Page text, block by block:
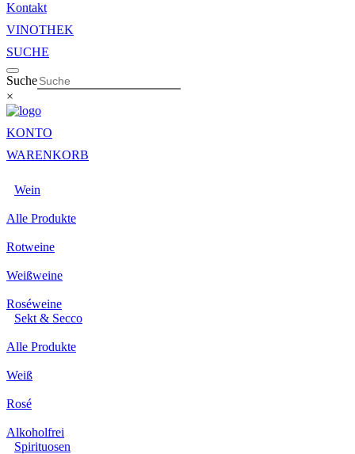
Kontakt
VINOTHEK
SUCHE
Suche
×
KONTO
WARENKORB
Wein
Alle Produkte
Rotweine
Weißweine
Roséweine
Sekt & Secco
Alle Produkte
Weiß
Rosé
Alkoholfrei
Spirituosen